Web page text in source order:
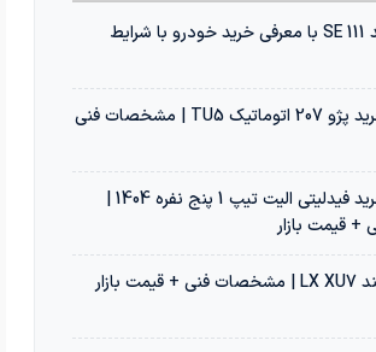
بررسی پراید 111 SE با معرفی خرید خودرو با شرایط
معرفی و خرید پژو 207 اتوماتیک TU5 | مشخصات فنی
معرفی و خرید فیدلیتی الیت تیپ 1 پنج نفره 1404 |
قیمت بازار
معرفی سمند LX XU7 | مشخصات فنی + قیمت بازار